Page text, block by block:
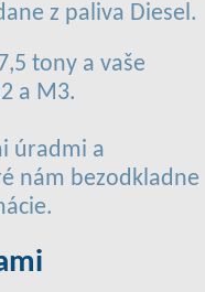
z paliva Diesel.
tony a vaše
a M3.
úradmi a
nám bezodkladne